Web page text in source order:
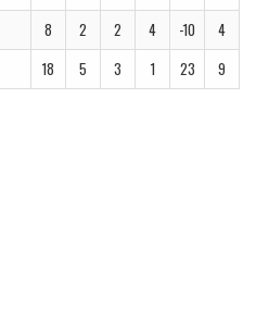
8 2 2 4 -10
4
18 5 3 1 23 9